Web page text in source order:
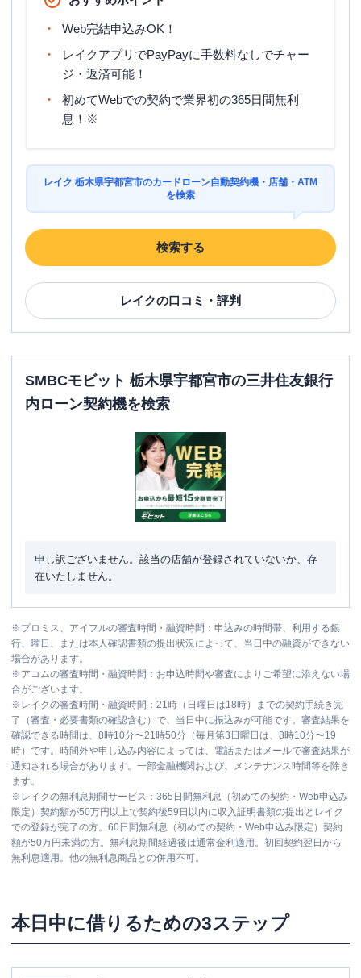
人契約コーナー
営業時間
平日： 09:00-21:00
土曜
09:00-21:00
日祝
： 09:00-21:00
ATM営業時間
平日：-
土曜： -
駐車場 〇
住所 栃木県宇都宮市御幸町２５０－１ １Ｆ
【2026/5/10閉店】４号宇都宮簗瀬
自動契約コーナー
平日：09:00-21:00
ATM営業時間
土曜：07:00-24:00
日祝：07:00-24:00
〇
〇
栃木県宇都宮市簗瀬町１５９４ー６
Web完結申込みOK！
レイクアプリでPayPayに手数料なしでチャー
ジ・返済可能！
初めてWebでの契約で業界初の365日間無利
息！※
レイク 栃木県宇都宮市のカードローン自動契約機・店舗・ATM
を検索
検索する
レイクの口コミ・評判
SMBCモビット 栃木県宇都宮市の三井住友銀行
内ローン契約機を検索
申し訳ございません。該当の店舗が登録されていないか、存
在いたしません。
※プロミス、アイフルの審査時間・融資時間：申込みの時間帯、利用する銀
行、曜日、または本人確認書類の提出状況によって、当日中の融資ができない
場合があります。
※アコムの審査時間・融資時間：お申込時間や審査によりご希望に添えない場
合がございます。
※ レイクの審査時間・融資時間：21時（日曜日は18時）までの契約手続き完
了（審査・必要書類の確認含む）で、当日中に振込みが可能です。審査結果を
確認できる時間は、8時10分〜21時50分（毎月第3日曜日は、8時10分〜19
時）です。時間外や申し込み内容によっては、電話またはメールで審査結果が
通知される場合があります。一部金融機関および、メンテナンス時間等を除き
ます。
※ レイクの無利息期間サービス：365日間無利息（初めての契約・Web申込み
限定）契約額が50万円以上で契約後59日以内に収入証明書類の提出とレイク
での登録が完了の方。60日間無利息（初めての契約・Web申込み限定）契約
額が50万円未満の方。無利息期間経過後は通常金利適用。初回契約翌日から
無利息適用。他の無利息商品との併用不可。
本日中に借りるための3ステップ